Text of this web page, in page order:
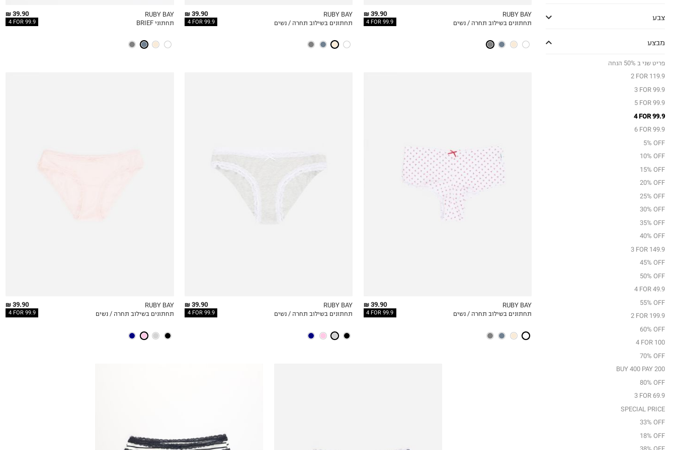
צבע
מבצע
פריט שני ב 50% הנחה
2 FOR 119.9
3 FOR 99.9
5 FOR 99.9
4 FOR 99.9
6 FOR 99.9
5% OFF
10% OFF
15% OFF
20% OFF
25% OFF
30% OFF
35% OFF
40% OFF
3 FOR 149.9
45% OFF
50% OFF
4 FOR 49.9
55% OFF
2 FOR 199.9
60% OFF
4 FOR 100
70% OFF
BUY 400 PAY 200
80% OFF
3 FOR 69.9
SPECIAL PRICE
33% OFF
18% OFF
MY LIST
39.90 ₪
4 FOR 99.9
RUBY BAY
תחתונים בשילוב תחרה / נשים
MY LIST
39.90 ₪
4 FOR 99.9
RUBY BAY
תחתונים בשילוב תחרה / נשים
39.90 ₪
4 FOR 99.9
RUBY BAY
תחתוני BRIEF
MY LIST
39.90 ₪
4 FOR 99.9
RUBY BAY
תחתונים בשילוב תחרה / נשים
MY LIST
39.90 ₪
4 FOR 99.9
RUBY BAY
תחתונים בשילוב תחרה / נשים
MY LIST
39.90 ₪
4 FOR 99.9
RUBY BAY
תחתונים בשילוב תחרה / נשים